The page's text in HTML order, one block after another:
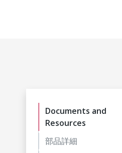
Documents and
Resources
部品詳細